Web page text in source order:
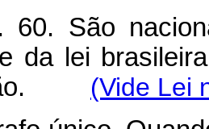
60. São
da lei
(Vide Lei